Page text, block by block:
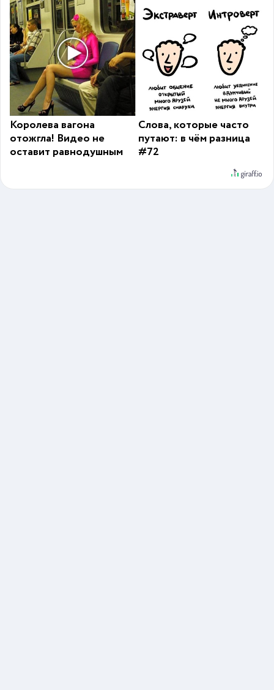
Королева вагона
отожгла! Видео не
оставит равнодушным
Слова, которые часто
путают: в чём разница
#72